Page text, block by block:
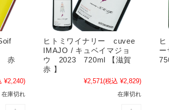
赤
¥2,240)
在庫切れ
ヒトミワイナリー cuvee
IMAJO / キュベイマジョ
ウ 2023 720ml 【滋賀
赤 】
¥2,571 (税込 ¥2,829)
在庫切れ